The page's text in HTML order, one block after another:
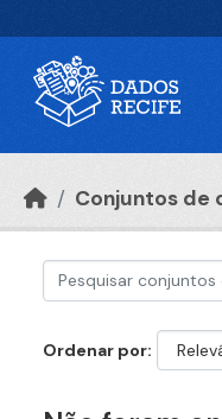
Conjuntos de
Ordenar por